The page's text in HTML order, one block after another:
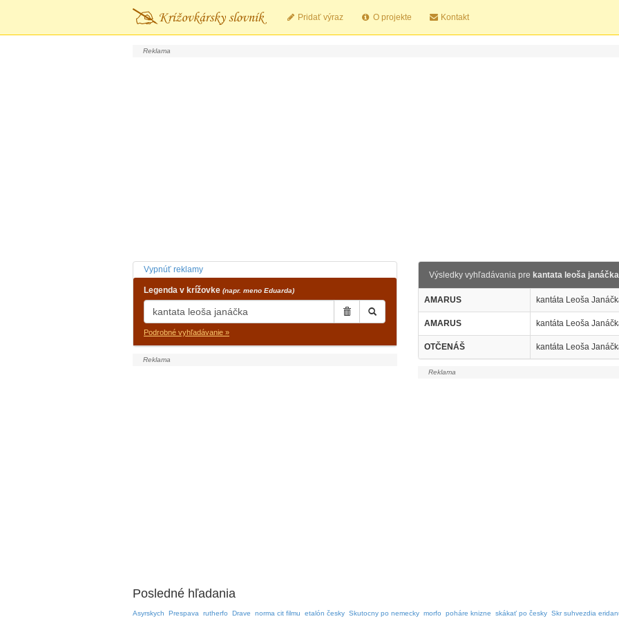
Pridať výraz O projekte Kontakt
Vypnúť reklamy
Legenda v krížovke (napr. meno Eduarda)
Podrobné vyhľadávanie »
Výsledky vyhľadávania pre kantata leoša janáčka
AMARUS kantáta Leoša
AMARUS kantáta Leoša
OTČENÁŠ kantáta Leoša
Posledné hľadania
Asyrskych Prespava rutherfo Drave norma cit filmu etalón česky Skutocny po nemecky morfo poháre knizne skákať po česky Skr suhvezdia